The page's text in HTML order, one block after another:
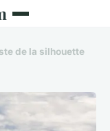
de la silhouette